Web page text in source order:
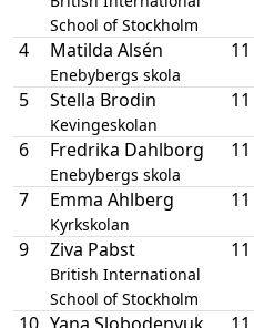
School of Stockholm
4 Matilda Alsén
Enebybergs skola
11
5 Stella Brodin
Kevingeskolan
11
6 Fredrika Dahlborg
Enebybergs skola
11
7 Emma Ahlberg
Kyrkskolan
11
9 Ziva Pabst
British International
School of Stockholm
11